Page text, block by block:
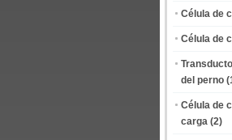
Célula de
Célula de
del perno
Célula de
carga (2)